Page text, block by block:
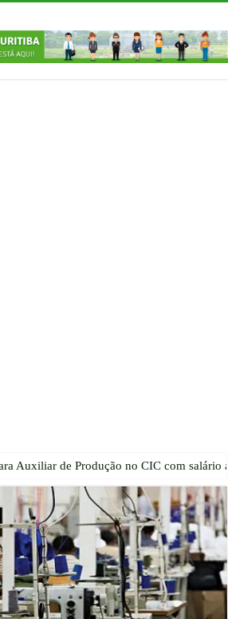
Auxiliar de Produção no CIC com salário